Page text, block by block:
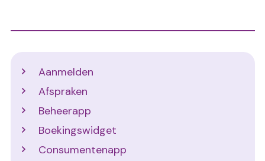
Aanmelden
Afspraken
Beheerapp
Boekingswidget
Consumentenapp